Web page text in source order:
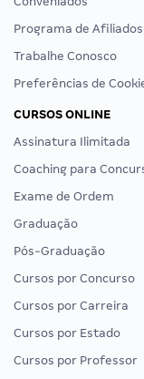
Programa de Afiliados
Trabalhe Conosco
Preferências de
CURSOS ONLINE
Assinatura Ilimitada
Coaching para
Exame de Ordem
Graduação
Pós-Graduação
Cursos por Concurso
Cursos por Carreira
Cursos por Estado
Cursos por Professor